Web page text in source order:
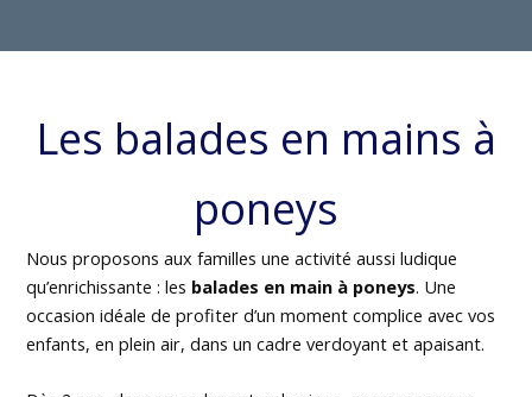
Les balades en mains à
poneys
Nous proposons aux familles une activité aussi ludique
qu’enrichissante : les balades en main à poneys. Une
occasion idéale de profiter d’un moment complice avec vos
enfants, en plein air, dans un cadre verdoyant et apaisant.